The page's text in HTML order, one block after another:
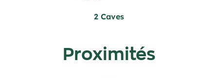
2 Caves
Proximités